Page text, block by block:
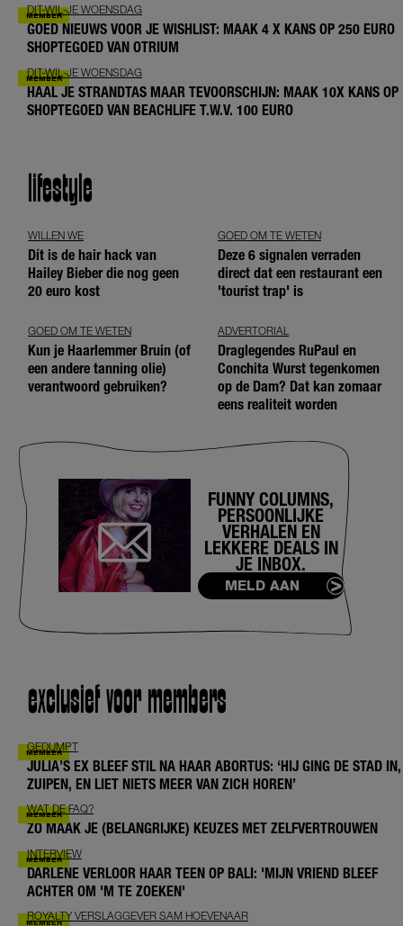
DIT-WIL-JE WOENSDAG
GOED NIEUWS VOOR JE WISHLIST: MAAK 4 X KANS OP 250 EURO
SHOPTEGOED VAN OTRIUM
DIT-WIL-JE WOENSDAG
HAAL JE STRANDTAS MAAR TEVOORSCHIJN: MAAK 10X KANS OP
SHOPTEGOED VAN BEACHLIFE T.W.V. 100 EURO
lifestyle
WILLEN WE
Dít is de hair hack van
Hailey Bieber die nog geen
20 euro kost
GOED OM TE WETEN
Deze 6 signalen verraden
direct dat een restaurant een
'tourist trap' is
GOED OM TE WETEN
Kun je Haarlemmer Bruin (of
een andere tanning olie)
verantwoord gebruiken?
ADVERTORIAL
Draglegendes RuPaul en
Conchita Wurst tegenkomen
op de Dam? Dat kan zomaar
eens realiteit worden
FUNNY COLUMNS,
PERSOONLIJKE
VERHALEN EN
LEKKERE DEALS IN
JE INBOX.
MELD AAN
exclusief voor members
GEDUMPT
JULIA’S EX BLEEF STIL NA HAAR ABORTUS: ‘HIJ GING DE STAD IN,
ZUIPEN, EN LIET NIETS MEER VAN ZICH HOREN’
WAT DE FAQ?
ZO MAAK JE (BELANGRIJKE) KEUZES MET ZELFVERTROUWEN
INTERVIEW
DARLENE VERLOOR HAAR TEEN OP BALI: 'MIJN VRIEND BLEEF
ACHTER OM 'M TE ZOEKEN'
ROYALTY VERSLAGGEVER SAM HOEVENAAR